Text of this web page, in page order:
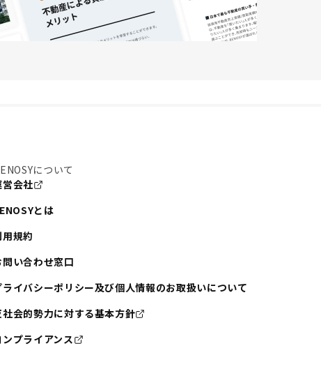
について
営会社
とは
用規約
問い合わせ窓口
ライバシーポリシー及び個人情報のお取扱いについて
社会的勢力に対する基本方針
ンプライアンス